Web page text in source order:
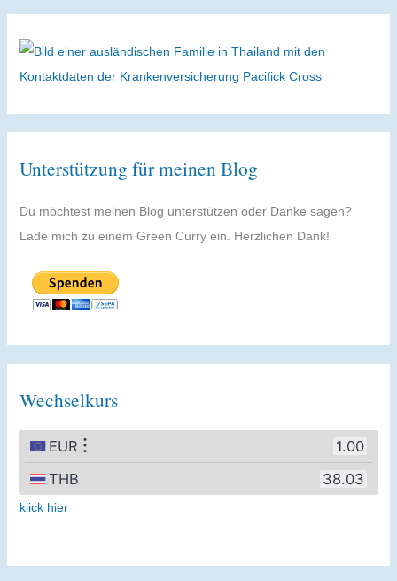
für
Thailand
Unterstützung für meinen Blog
Du möchtest meinen Blog unterstützen oder Danke sagen?
Lade mich zu einem Green Curry ein. Herzlichen Dank!
Wechselkurs
klick hier